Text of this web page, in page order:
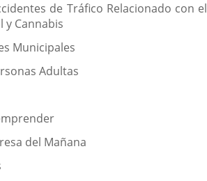
de Tráfico Relacionado con el
y Cannabis
Municipales
Adultas
del Mañana